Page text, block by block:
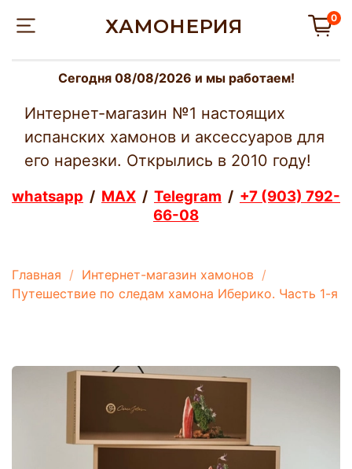
ХАМОНЕРИЯ 0
Сегодня 08/08/2026 и мы работаем!
Интернет-магазин №1 настоящих
испанских хамонов и аксессуаров для
его нарезки. Открылись в 2010 году!
whatsapp / MAX / Telegram / +7 (903) 792-
66-08
Главная
Интернет-магазин хамонов
Путешествие по следам хамона Иберико. Часть 1-я